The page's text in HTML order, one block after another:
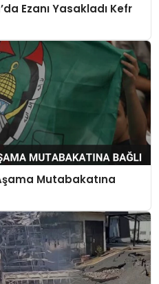
Ezanı Yasakladı Kefr
Mutabakatına